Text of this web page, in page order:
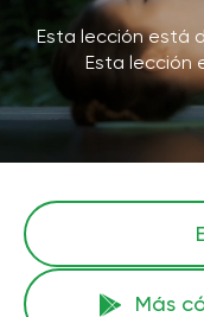
Esta lección está
Esta lección
Más